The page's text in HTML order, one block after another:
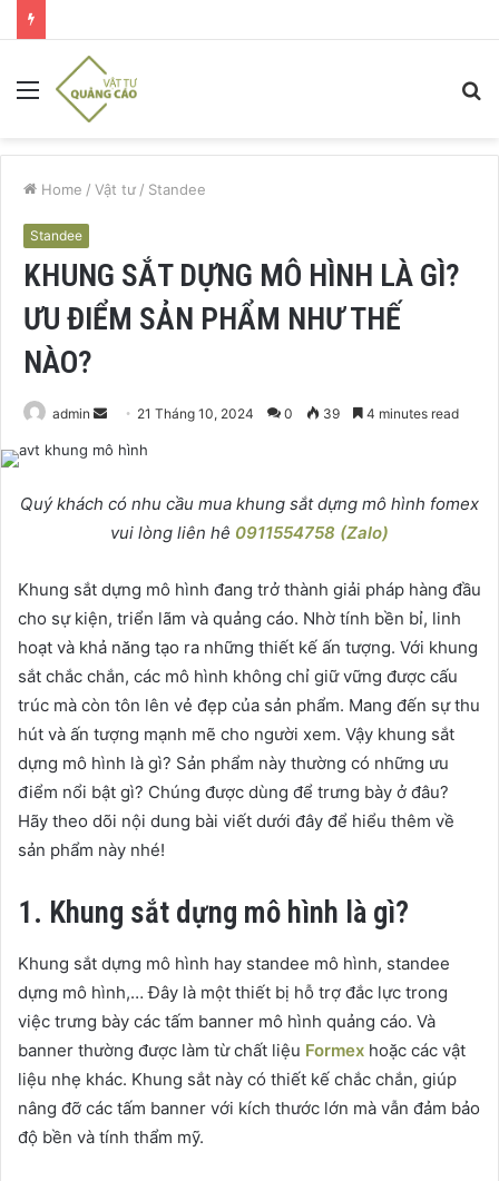
Menu
Home / Vật tư / Standee
Standee
KHUNG SẮT DỰNG MÔ HÌNH LÀ GÌ?
ƯU ĐIỂM SẢN PHẨM NHƯ THẾ
NÀO?
admin
Send 21 Tháng 10, 2024 0 39 4 minutes read
Quý khách có nhu cầu mua khung sắt dựng mô hình fomex
vui lòng liên hê 0911554758 (Zalo)
Khung sắt dựng mô hình đang trở thành giải pháp hàng đầu
cho sự kiện, triển lãm và quảng cáo. Nhờ tính bền bỉ, linh
hoạt và khả năng tạo ra những thiết kế ấn tượng. Với khung
sắt chắc chắn, các mô hình không chỉ giữ vững được cấu
trúc mà còn tôn lên vẻ đẹp của sản phẩm. Mang đến sự thu
hút và ấn tượng mạnh mẽ cho người xem. Vậy khung sắt
dựng mô hình là gì? Sản phẩm này thường có những ưu
điểm nổi bật gì? Chúng được dùng để trưng bày ở đâu?
Hãy theo dõi nội dung bài viết dưới đây để hiểu thêm về
sản phẩm này nhé!
1. Khung sắt dựng mô hình là gì?
Khung sắt dựng mô hình hay standee mô hình, standee
dựng mô hình,… Đây là một thiết bị hỗ trợ đắc lực trong
việc trưng bày các tấm banner mô hình quảng cáo. Và
banner thường được làm từ chất liệu Formex hoặc các vật
liệu nhẹ khác. Khung sắt này có thiết kế chắc chắn, giúp
nâng đỡ các tấm banner với kích thước lớn mà vẫn đảm bảo
độ bền và tính thẩm mỹ.